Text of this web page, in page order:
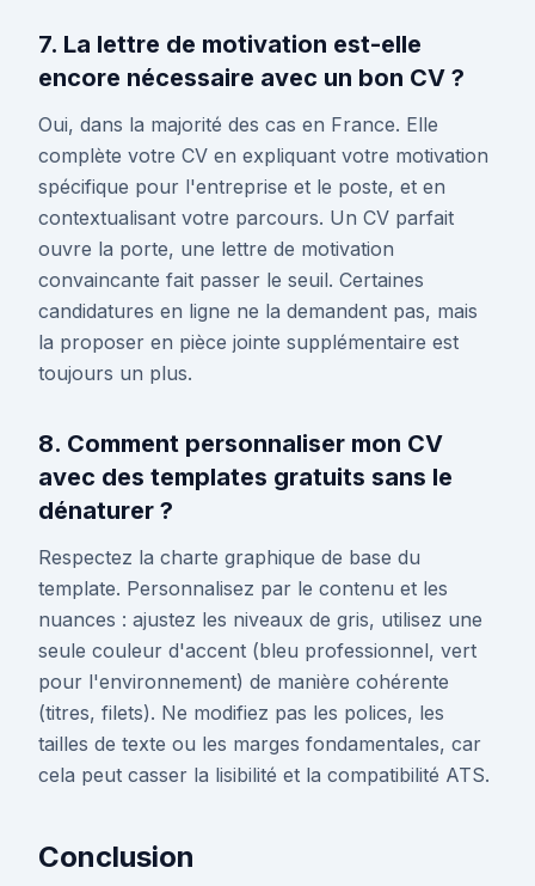
7. La lettre de motivation est-elle
encore nécessaire avec un bon CV ?
Oui, dans la majorité des cas en France. Elle
complète votre CV en expliquant votre motivation
spécifique pour l'entreprise et le poste, et en
contextualisant votre parcours. Un CV parfait
ouvre la porte, une lettre de motivation
convaincante fait passer le seuil. Certaines
candidatures en ligne ne la demandent pas, mais
la proposer en pièce jointe supplémentaire est
toujours un plus.
8. Comment personnaliser mon CV
avec des templates gratuits sans le
dénaturer ?
Respectez la charte graphique de base du
template. Personnalisez par le contenu et les
nuances : ajustez les niveaux de gris, utilisez une
seule couleur d'accent (bleu professionnel, vert
pour l'environnement) de manière cohérente
(titres, filets). Ne modifiez pas les polices, les
tailles de texte ou les marges fondamentales, car
cela peut casser la lisibilité et la compatibilité ATS.
Conclusion